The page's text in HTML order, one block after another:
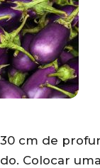
cm de
Colocar